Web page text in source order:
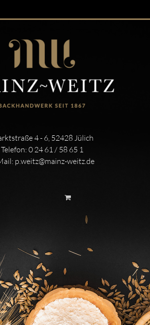
4 - 6, 52428 Jülich
Telefon: 0 24 61 / 58 65 1
p.weitz@mainz-weitz.de